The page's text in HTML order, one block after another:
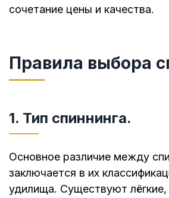
сочетание цены и качества.
Правила выбора
1. Тип спиннинга.
Основное различие между
заключается в их
удилища. Существуют лёгкие,